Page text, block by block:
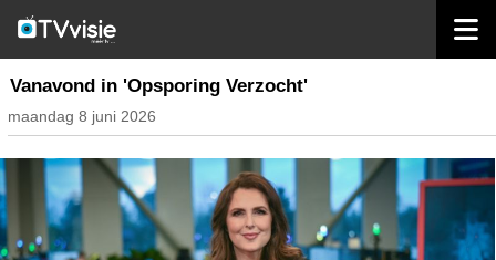
inhoud nederland
Vanavond in 'Opsporing Verzocht'
maandag 8 juni 2026